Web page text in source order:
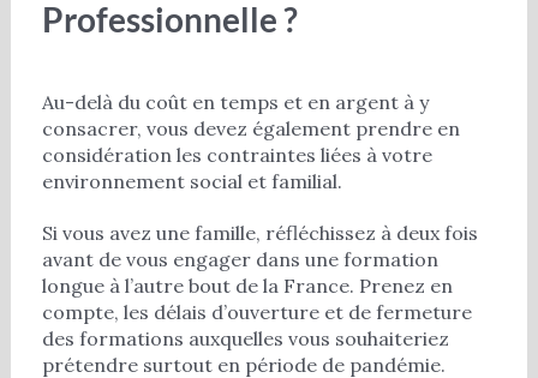
Professionnelle ?
Au-delà du coût en temps et en argent à y
consacrer, vous devez également prendre en
considération les contraintes liées à votre
environnement social et familial.
Si vous avez une famille, réfléchissez à deux fois
avant de vous engager dans une formation
longue à l’autre bout de la France. Prenez en
compte, les délais d’ouverture et de fermeture
des formations auxquelles vous souhaiteriez
prétendre surtout en période de pandémie.